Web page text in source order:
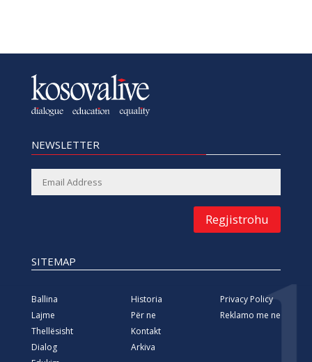
NEWSLETTER
Regjistrohu
SITEMAP
Ballina
Lajme
Thellësisht
Dialog
Historia
Për ne
Kontakt
Arkiva
Privacy Policy
Reklamo me ne